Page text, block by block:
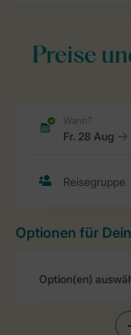
Preise
Optionen für